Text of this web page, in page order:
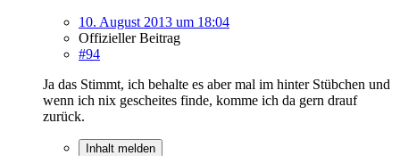
10. August 2013 um 18:04
Offizieller Beitrag
#94
Ja das Stimmt, ich behalte es aber mal im hinter Stübchen und
wenn ich nix gescheites finde, komme ich da gern drauf
zurück.
Inhalt melden